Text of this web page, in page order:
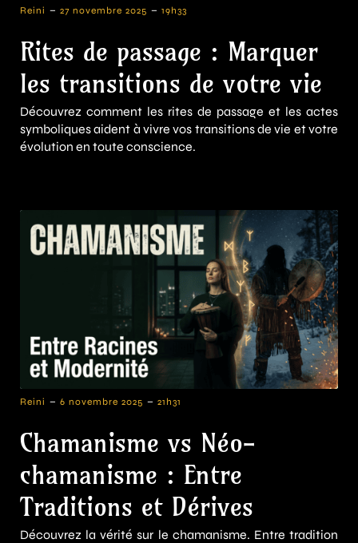
Reini - 27 novembre 2025 - 19h33
Rites de passage : Marquer
les transitions de votre vie
Découvrez comment les rites de passage et les actes
symboliques aident à vivre vos transitions de vie et votre
évolution en toute conscience.
Reini - 6 novembre 2025 - 21h31
Chamanisme vs Néo-
chamanisme : Entre
Traditions et Dérives
Découvrez la vérité sur le chamanisme. Entre tradition